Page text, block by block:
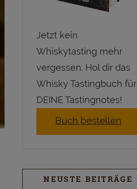
Jetzt kein
Whiskytasting mehr
vergessen. Hol dir das
Whisky Tastingbuch für
DEINE Tastingnotes!
Buch bestellen
NEUSTE BEITRÄGE